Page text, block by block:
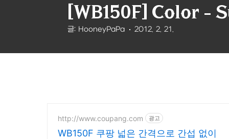
[WB150F] Color -
글: HooneyPaPa 2012. 2. 21.
http://www.coupang.com 광고
WB150F 쿠팡 넓은 간격으로 간섭 없이